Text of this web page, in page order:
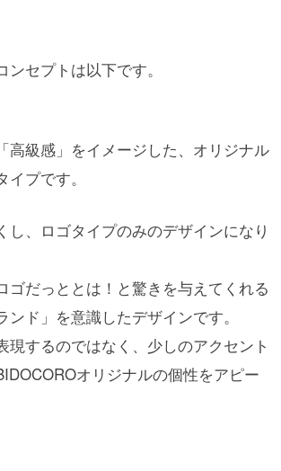
ンセプトは以下です。
高級感」をイメージした、オリジナル
プです。
し、ロゴタイプのみのデザインになり
ゴだっととは！と驚きを与えてくれる
ンド」を意識したデザインです。
現するのではなく、少しのアクセント
オリジナルの個性をアピー